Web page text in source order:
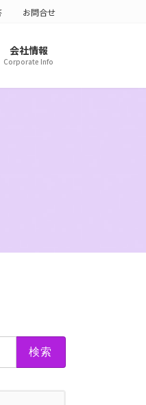
お問合せ
会社情報
Corporate Info